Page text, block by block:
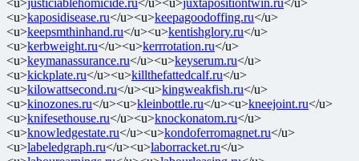
<u>kaposidisease.ru</u><u>keepagoodoffing.ru</u>
<u>keepsmthinhand.ru</u><u>kentishglory.ru</u>
<u>kerbweight.ru</u><u>kerrrotation.ru</u>
<u>keymanassurance.ru</u><u>keyserum.ru</u>
<u>kickplate.ru</u><u>killthefattedcalf.ru</u>
<u>kilowattsecond.ru</u><u>kingweakfish.ru</u>
<u>kinozones.ru</u><u>kleinbottle.ru</u><u>kneejoint.ru</u>
<u>knifesethouse.ru</u><u>knockonatom.ru</u>
<u>knowledgestate.ru</u><u>kondoferromagnet.ru</u>
<u>labeledgraph.ru</u><u>laborracket.ru</u>